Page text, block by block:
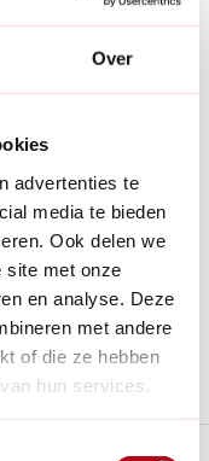
Over
advertenties te
media te bieden
Ook delen we
site met onze
en analyse. Deze
met andere
of die ze hebben
hun services.
en Nederland.*
ons op!